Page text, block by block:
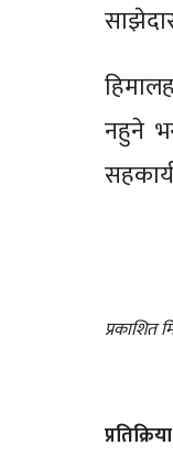
नहुने
प्रकाशित